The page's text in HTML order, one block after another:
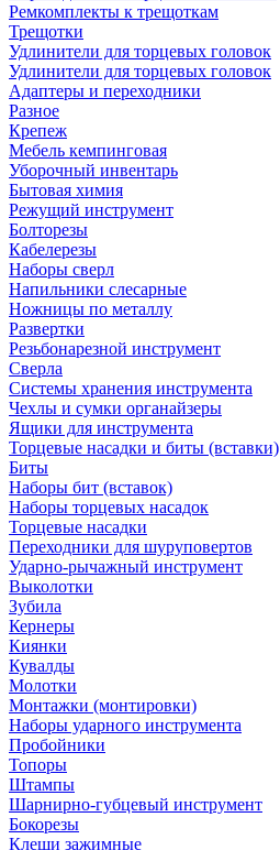
Ремкомплекты к трещоткам
Трещотки
Удлинители для торцевых головок
Удлинители для торцевых головок
Адаптеры и переходники
Разное
Крепеж
Мебель кемпинговая
Уборочный инвентарь
Бытовая химия
Режущий инструмент
Болторезы
Кабелерезы
Наборы сверл
Напильники слесарные
Ножницы по металлу
Развертки
Резьбонарезной инструмент
Сверла
Системы хранения инструмента
Чехлы и сумки органайзеры
Ящики для инструмента
Торцевые насадки и биты (вставки)
Биты
Наборы бит (вставок)
Наборы торцевых насадок
Торцевые насадки
Переходники для шуруповертов
Ударно-рычажный инструмент
Выколотки
Зубила
Кернеры
Киянки
Кувалды
Молотки
Монтажки (монтировки)
Наборы ударного инструмента
Пробойники
Топоры
Штампы
Шарнирно-губцевый инструмент
Бокорезы
Клещи зажимные